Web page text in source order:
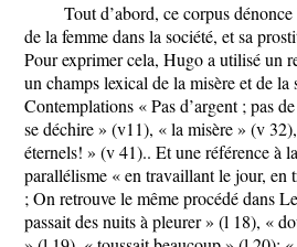
Tout d’abord, ce corpus
de la femme dans la société, et sa
Pour exprimer cela, Hugo a utilisé un
un champs lexical de la misère et de la
Contemplations « Pas d’argent ; pas
se déchire » (v11), « la misère » (v
éternels! » (v 41).. Et une référence à
parallélisme « en travaillant le jour,
; On retrouve le même procédé dans
passait des nuits à pleurer » (l 18), «